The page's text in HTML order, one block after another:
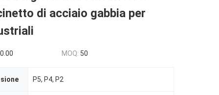
di acciaio gabbia per
MOQ: 50
P5, P4, P2